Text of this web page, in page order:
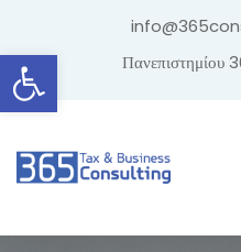
Ανοίξτε τηΠανεπιστημίου